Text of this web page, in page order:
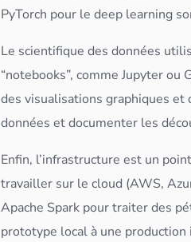
PyTorch pour ledeep learning
Le scientifique desdonnées
“notebooks”, comme Jupyter
des visualisations graphiques
données et documenter les
Enfin, l’infrastructure est un
travailler sur lecloud (AWS,
Apache Spark pour traiter des
prototype local à une